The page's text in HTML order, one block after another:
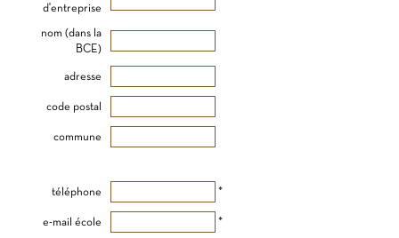
d'entreprise
nom (dans la
BCE)
adresse
code postal
commune
téléphone *
e-mail école *